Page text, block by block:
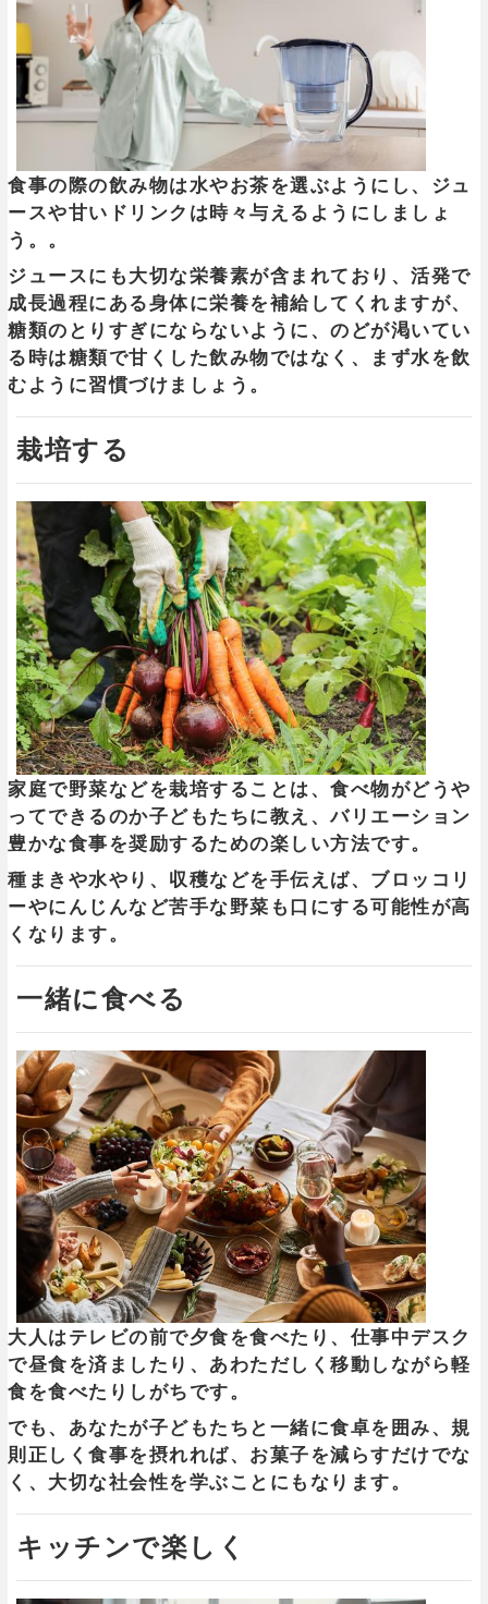
食事の際の飲み物は水やお茶を選ぶようにし、ジュ
ースや甘いドリンクは時々与えるようにしましょ
う。。
ジュースにも大切な栄養素が含まれており、活発で
成長過程にある身体に栄養を補給してくれますが、
糖類のとりすぎにならないように、のどが渇いてい
る時は糖類で甘くした飲み物ではなく、まず水を飲
むように習慣づけましょう。
栽培する
家庭で野菜などを栽培することは、食べ物がどうや
ってできるのか子どもたちに教え、バリエーション
豊かな食事を奨励するための楽しい方法です。
種まきや水やり、収穫などを手伝えば、ブロッコリ
ーやにんじんなど苦手な野菜も口にする可能性が高
くなります。
一緒に食べる
大人はテレビの前で夕食を食べたり、仕事中デスク
で昼食を済ましたり、あわただしく移動しながら軽
食を食べたりしがちです。
でも、あなたが子どもたちと一緒に食卓を囲み、規
則正しく食事を摂れれば、お菓子を減らすだけでな
く、大切な社会性を学ぶことにもなります。
キッチンで楽しく